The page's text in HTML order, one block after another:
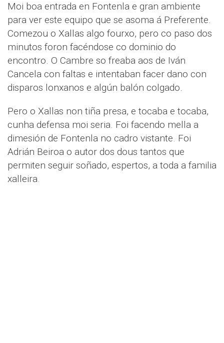
Moi boa entrada en Fontenla e gran ambiente
para ver este equipo que se asoma á Preferente.
Comezou o Xallas algo fourxo, pero co paso dos
minutos foron facéndose co dominio do
encontro. O Cambre so freaba aos de Iván
Cancela con faltas e intentaban facer dano con
disparos lonxanos e algún balón colgado.
Pero o Xallas non tiña presa, e tocaba e tocaba,
cunha defensa moi seria. Foi facendo mella a
dimesión de Fontenla no cadro vistante. Foi
Adrián Beiroa o autor dos dous tantos que
permiten seguir soñado, espertos, a toda a familia
xalleira.